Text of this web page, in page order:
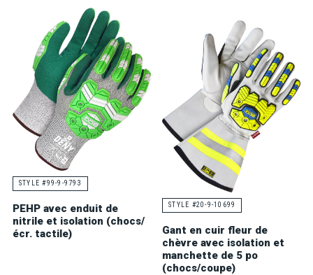
STYLE #99-9-9793
PEHP avec enduit de
nitrile et isolation (chocs/
écr. tactile)
STYLE #20-9-10699
Gant en cuir fleur de
chèvre avec isolation et
manchette de 5 po
(chocs/coupe)